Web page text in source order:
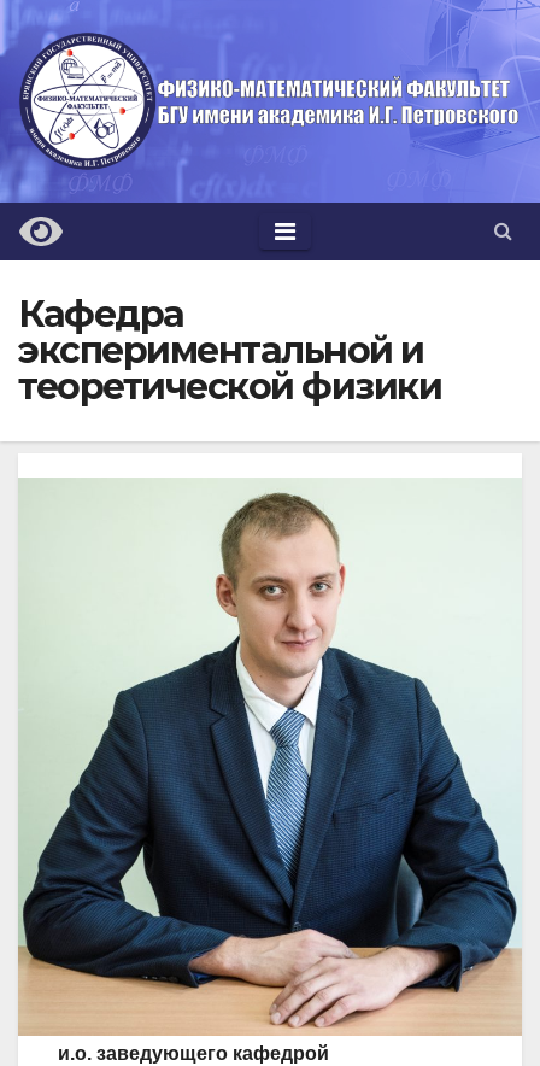
Перейти
к
содержимому
Кафедра
экспериментальной и
теоретической физики
и.о. заведующего кафедрой